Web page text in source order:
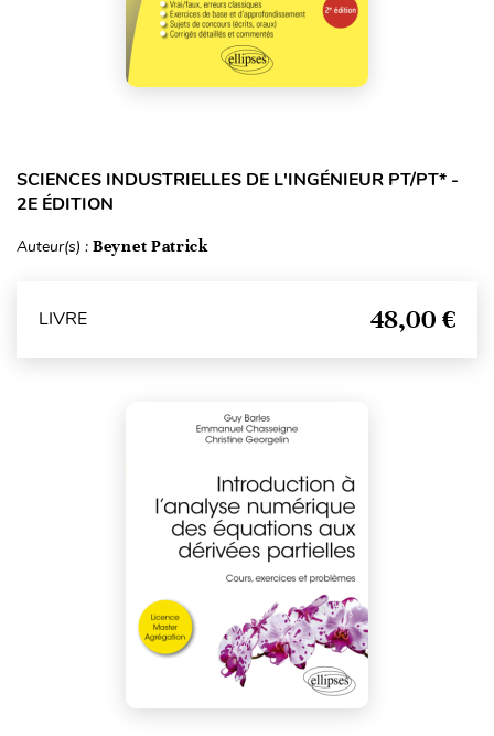
SCIENCES INDUSTRIELLES DE L'INGÉNIEUR PT/PT* -
2E ÉDITION
Auteur(s) : Beynet Patrick
LIVRE 48,00 €